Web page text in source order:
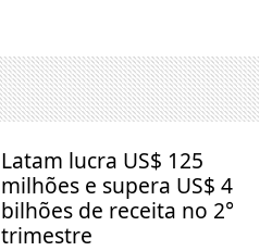
Latam lucra US$ 125
milhões e supera US$ 4
bilhões de receita no 2°
trimestre